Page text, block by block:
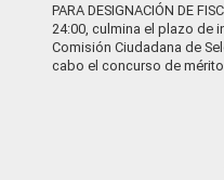
PARA DESIGNACIÓN DE
24:00, culmina el plazo de
Comisión Ciudadana de
cabo el concurso de